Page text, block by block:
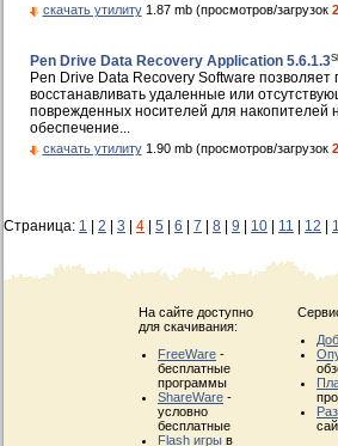
скачать утилиту1.87 mb (просмотров/загрузок
Pen Drive Data Recovery Application 5.6.1.3
Pen Drive Data Recovery Software позволяет
восстанавливать удаленные или
поврежденных носителей для накопителей
обеспечение...
скачать утилиту1.90 mb (просмотров/загрузок
Страница: 1 2 3 4 5 6 7 8 9 10 11 12
На сайте доступно
для скачивания:
FreeWare -
бесплатные
программы
ShareWare -
условно
бесплатные
Flash игры в